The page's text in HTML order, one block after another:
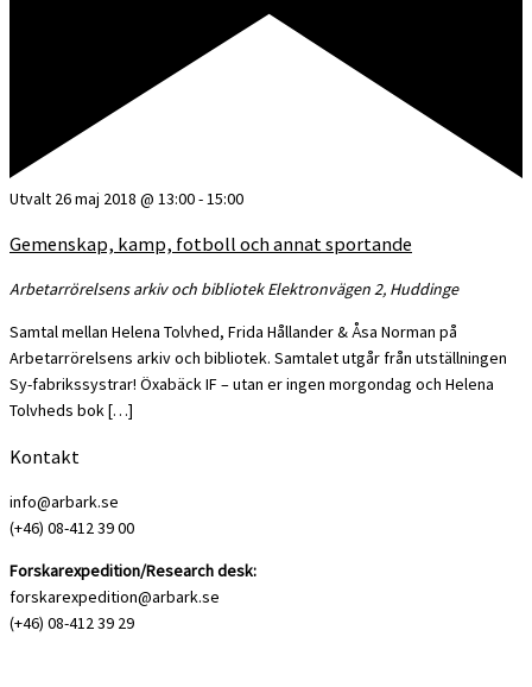
Utvalt 26 maj 2018 @ 13:00-15:00
Gemenskap, kamp, fotboll och annat sportande
Arbetarrörelsens arkiv och bibliotekElektronvägen 2, Huddinge
Samtal mellan Helena Tolvhed, Frida Hållander & Åsa Norman på
Arbetarrörelsens arkiv och bibliotek. Samtalet utgår från utställningen
Sy-fabrikssystrar! Öxabäck IF – utan er ingen morgondag och Helena
Tolvheds bok […]
Kontakt
info@arbark.se
(+46) 08-412 39 00
Forskarexpedition/Research desk:
forskarexpedition@arbark.se
(+46) 08-412 39 29